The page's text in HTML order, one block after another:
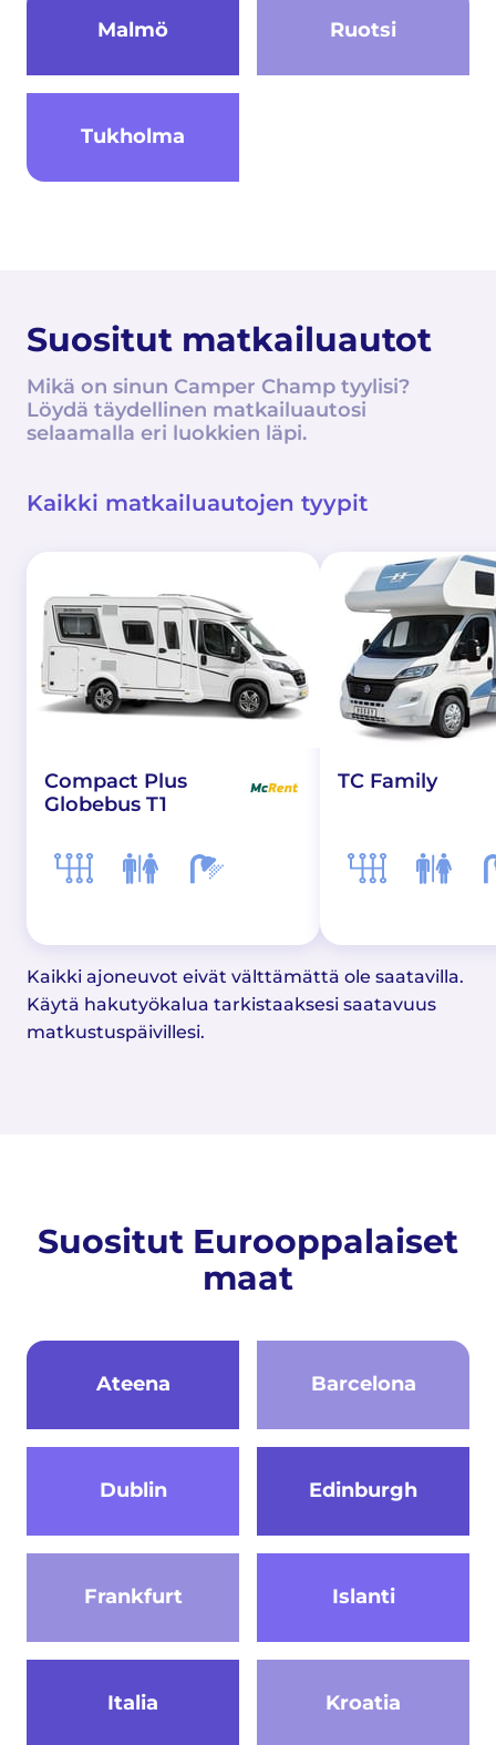
Malmö Ruotsi
Tukholma
Suositut matkailuautot
Mikä on sinun Camper Champ tyylisi?
Löydä täydellinen matkailuautosi
selaamalla eri luokkien läpi.
Kaikki matkailuautojen tyypit
Compact Plus
Globebus T1
TC Family
Kaikki ajoneuvot eivät välttämättä ole saatavilla.
Käytä hakutyökalua tarkistaaksesi saatavuus
matkustuspäivillesi.
Suositut Eurooppalaiset
maat
Ateena Barcelona
Dublin Edinburgh
Frankfurt Islanti
Italia Kroatia